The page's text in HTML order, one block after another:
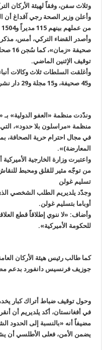
وثلاث سفن، وفقاً لهيئة الأركان
من عملهم بينهم 115 مديراً و1504 أطباء.
توقيف الإثنين الماضي.
و45 صحيفة، و15 مجلة و29 دار نشر للاشتباه بصلتهم بغولن.
وندّدت منظمة «العفو الدولية» بـ
في مجال احترام حرية الصحافة،
المعارضة)».
واعتبرت وزارة الخارجية
من توجّه مثير للقلق ومحبط
تسليم غولن
وجدّد يلديريم الطلب الشخصي
أوباما بتسليم غولن.
وأضاف: «لا ننوي إطلاقاً قطع
للحكومة الأميركية».
كما طالب رئيس هيئة الأركان
جوزيف فرنسيس دانفورد بدعم
وحول توقيف ضباط أتراك كبار
في أفغانستان، أكد يلديريم أن
مضيفاً أنه «بالنسبة إلى الحدود
يضمن الأمن، فعلى الأطلسي أن